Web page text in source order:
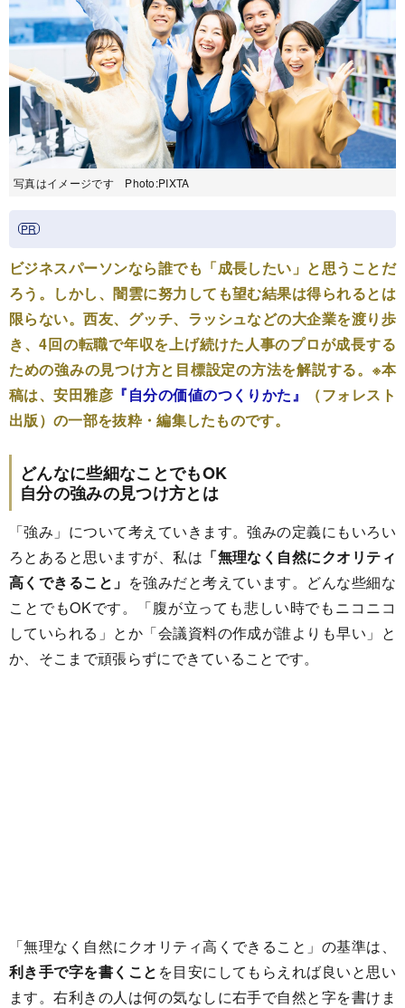
写真はイメージです Photo:PIXTA
ビジネスパーソンなら誰でも「成長したい」と思うことだ
ろう。しかし、闇雲に努力しても望む結果は得られるとは
限らない。西友、グッチ、ラッシュなどの大企業を渡り歩
き、4回の転職で年収を上げ続けた人事のプロが成長する
ための強みの見つけ方と目標設定の方法を解説する。※本
稿は、安田雅彦 『自分の価値のつくりかた』
（フォレスト
出版）の一部を抜粋・編集したものです。
どんなに些細なことでもOK
自分の強みの見つけ方とは
「強み」について考えていきます。強みの定義にもいろい
ろとあると思いますが、私は 「無理なく自然にクオリティ
高くできること」 を強みだと考えています。どんな些細な
ことでもOKです。「腹が立っても悲しい時でもニコニコ
していられる」とか「会議資料の作成が誰よりも早い」と
か、そこまで頑張らずにできていることです。
「無理なく自然にクオリティ高くできること」の基準は、
利き手で字を書くこと を目安にしてもらえれば良いと思い
ます。右利きの人は何の気なしに右手で自然と字を書けま